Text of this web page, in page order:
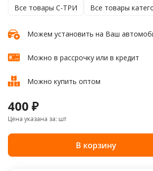
Все товары C-ТРИ Все товары
Можем установить на Ваш
Можно в рассрочку или в кредит
Можно купить оптом
400 ₽
Цена указана за: шт
В корзину